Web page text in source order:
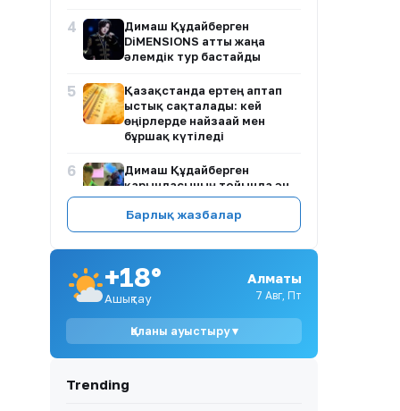
4
Димаш Құдайберген
DiMENSIONS атты жаңа
әлемдік тур бастайды
5
Қазақстанда ертең аптап
ыстық сақталады: кей
өңірлерде найзағай мен
бұршақ күтіледі
6
Димаш Құдайберген
қарындасының тойында ән
айтып, желіде пікірталас
тудырды
7
Қазақстандық хоккейші
Канададағы беделді
университетке жұмысқа
орналасты
8
Нұртас Адамбай АҚШ-қа
көшуінің шын себебін айтты
Барлық жазбалар
+18°
Ашықтау
Алматы
7 Авг, Пт
Қаланы ауыстыру ▾
Trending